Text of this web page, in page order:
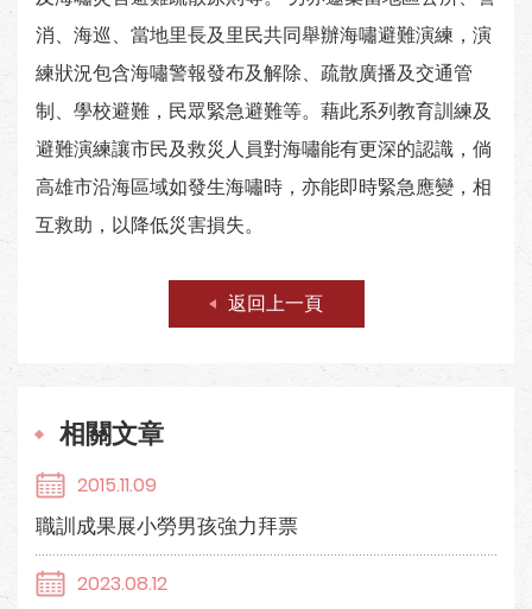
消、海巡、當地里長及里民共同舉辦海嘯避難演練，演
練狀況包含海嘯警報發布及解除、疏散廣播及交通管
制、學校避難，民眾緊急避難等。藉此系列教育訓練及
避難演練讓市民及救災人員對海嘯能有更深的認識，倘
高雄市沿海區域如發生海嘯時，亦能即時緊急應變，相
互救助，以降低災害損失。
返回上一頁
相關文章
2015.11.09
職訓成果展小勞男孩強力拜票
2023.08.12